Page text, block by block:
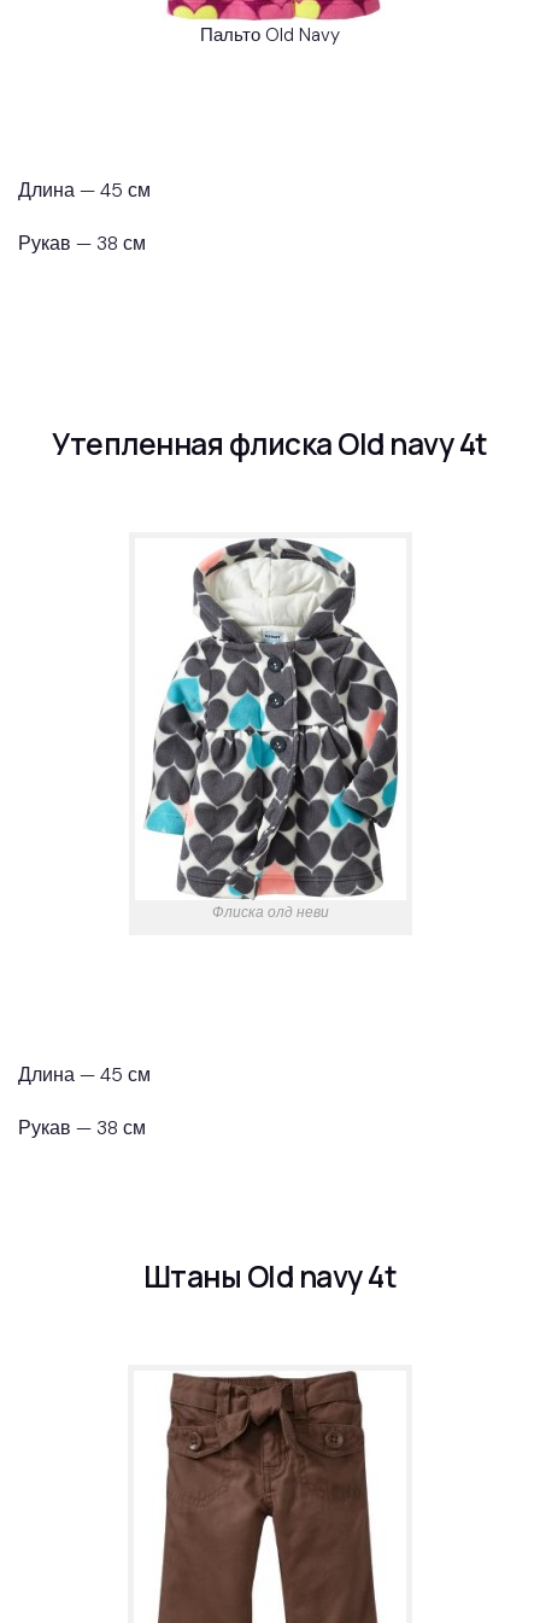
Пальто Old Navy
Длина — 45 см
Рукав — 38 см
Утепленная флиска Old navy 4t
Флиска олд неви
Длина — 45 см
Рукав — 38 см
Штаны Old navy 4t